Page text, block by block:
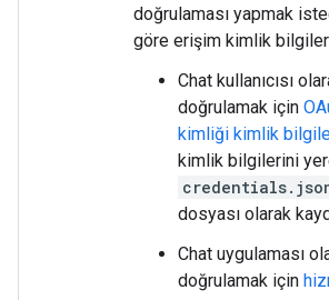
doğrulaması yapmak
göre erişim kimlik
Chat kullanıcısı
doğrulamak için
kimliği kimlik
kimlik bilgilerini
dosyası olarak
Chat uygulaması
doğrulamak için